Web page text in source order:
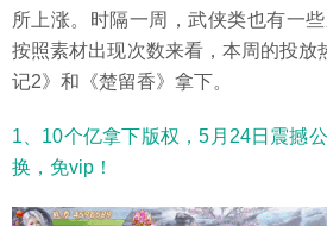
所上涨。时隔一周，武侠类也有一
按照素材出现次数来看，本周的投放
记2》和《楚留香》拿下。
1、10个亿拿下版权，5月24日震撼
换，免vip！